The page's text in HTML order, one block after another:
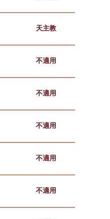
天主教
不適用
不適用
不適用
不適用
不適用